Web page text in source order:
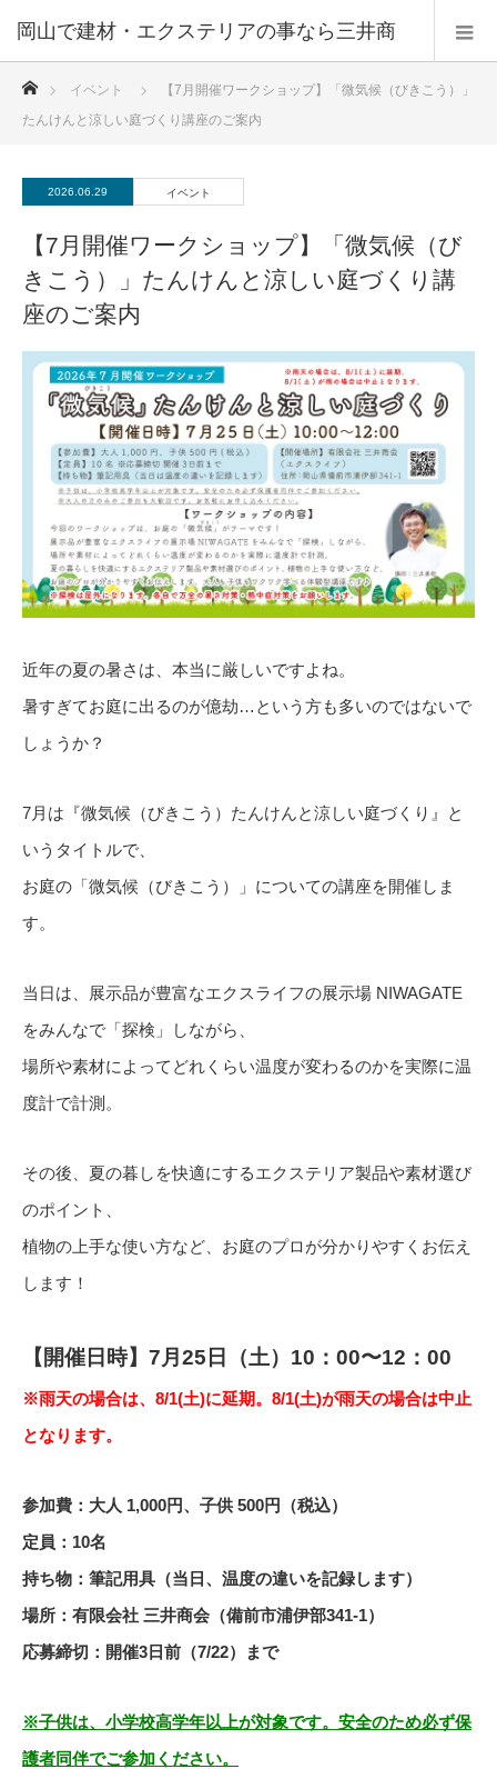
イベント
【7月開催ワークショップ】「微気候（びきこう）」
たんけんと涼しい庭づくり講座のご案内
2026.06.29 イベント
【7月開催ワークショップ】「微気候（び
きこう）」たんけんと涼しい庭づくり講
座のご案内
近年の夏の暑さは、本当に厳しいですよね。
暑すぎてお庭に出るのが億劫…という方も多いのではないで
しょうか？
7月は『微気候（びきこう）たんけんと涼しい庭づくり』と
いうタイトルで、
お庭の「微気候（びきこう）」についての講座を開催しま
す。
当日は、展示品が豊富なエクスライフの展示場 NIWAGATE
をみんなで「探検」しながら、
場所や素材によってどれくらい温度が変わるのかを実際に温
度計で計測。
その後、夏の暮しを快適にするエクステリア製品や素材選び
のポイント、
植物の上手な使い方など、お庭のプロが分かりやすくお伝え
します！
【開催日時】7月25日（土）10：00〜12：00
※雨天の場合は、8/1(土)に延期。8/1(土)が雨天の場合は中止
となります。
参加費：大人 1,000円、子供 500円（税込）
定員：10名
持ち物：筆記用具（当日、温度の違いを記録します）
場所：有限会社 三井商会（備前市浦伊部341-1）
応募締切：開催3日前（7/22）まで
※子供は、小学校高学年以上が対象です。安全のため必ず保
護者同伴でご参加ください。